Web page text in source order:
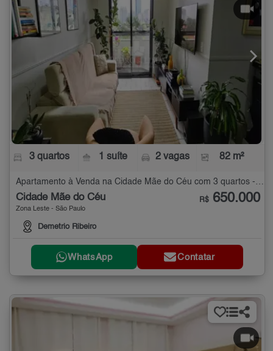
3 quartos 1 suíte 2 vagas 82 m²
Apartamento à Venda na Cidade Mãe do Céu com 3 quartos - 82 m²
Cidade Mãe do Céu
Zona Leste - São Paulo
Demetrio Ribeiro
R$ 650.000
WhatsApp Contatar